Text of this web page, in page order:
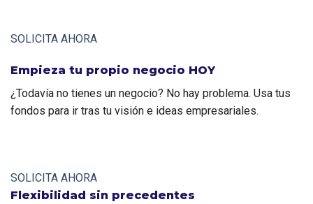
SOLICITA AHORA
Empieza tu propio negocio HOY
¿Todavía no tienes un negocio? No hay problema. Usa tus
fondos para ir tras tu visión e ideas empresariales.
SOLICITA AHORA
Flexibilidad sin precedentes